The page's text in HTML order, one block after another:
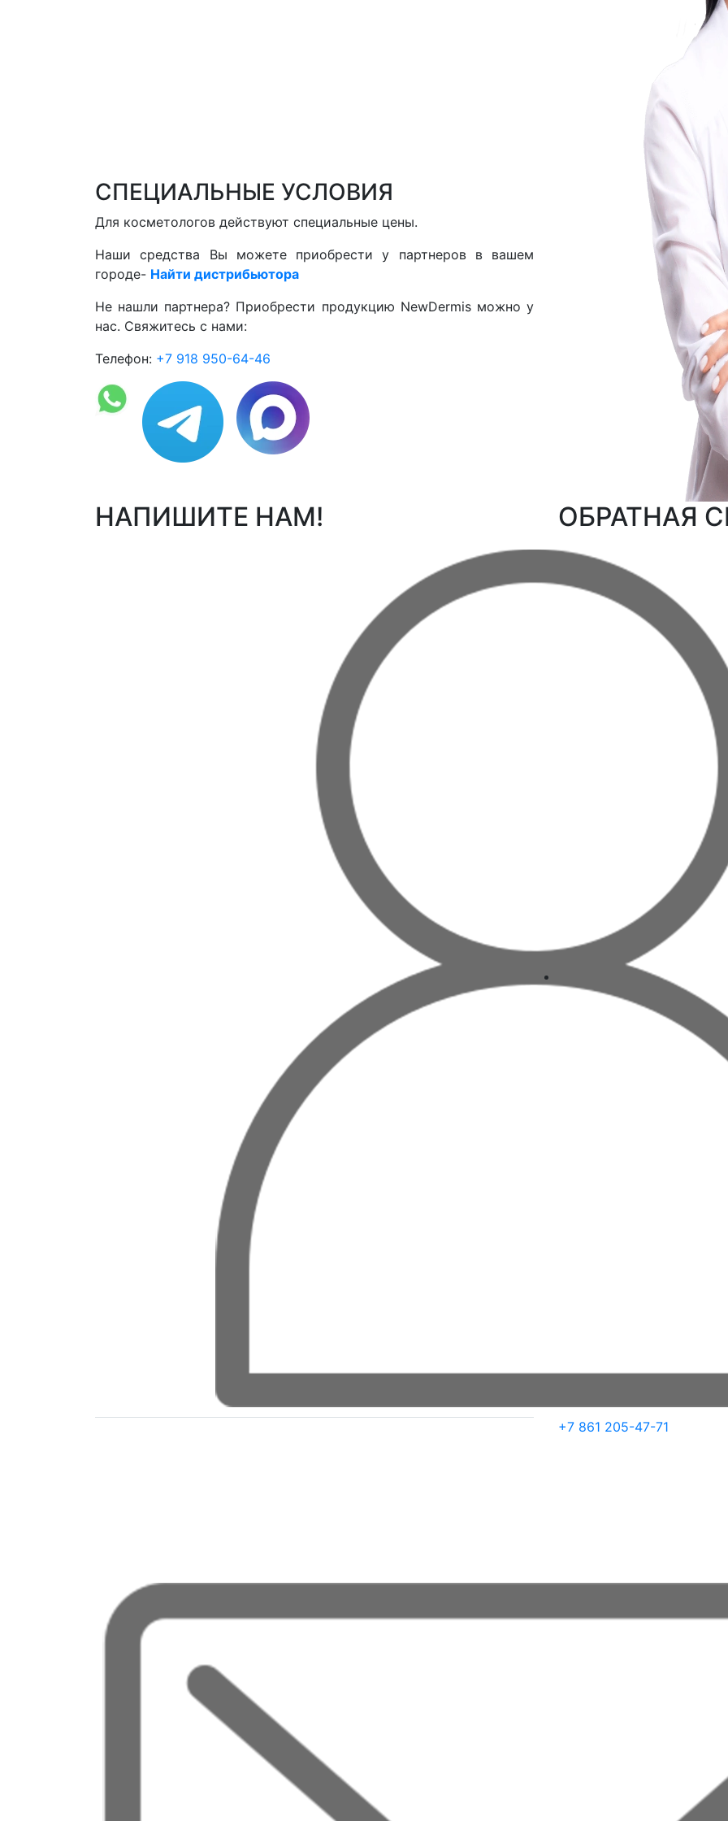
СПЕЦИАЛЬНЫЕ УСЛОВИЯ
Для косметологов действуют специальные цены.
Наши средства Вы можете приобрести у партнеров в вашем
городе- Найти дистрибьютора
Не нашли партнера? ​Приобрести продукцию NewDermis можно у
нас. Свяжитесь с нами:
Телефон: +7 918 950-64-46
НАПИШИТЕ НАМ! ОБРАТНАЯ
+7 861 205-47-71